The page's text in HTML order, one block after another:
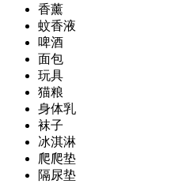
香薰
蚊香液
啤酒
面包
玩具
猫粮
身体乳
袜子
冰淇淋
爬爬垫
隔尿垫